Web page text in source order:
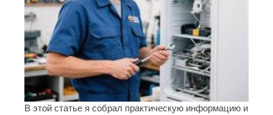
В этой статье я собрал практическую информацию и